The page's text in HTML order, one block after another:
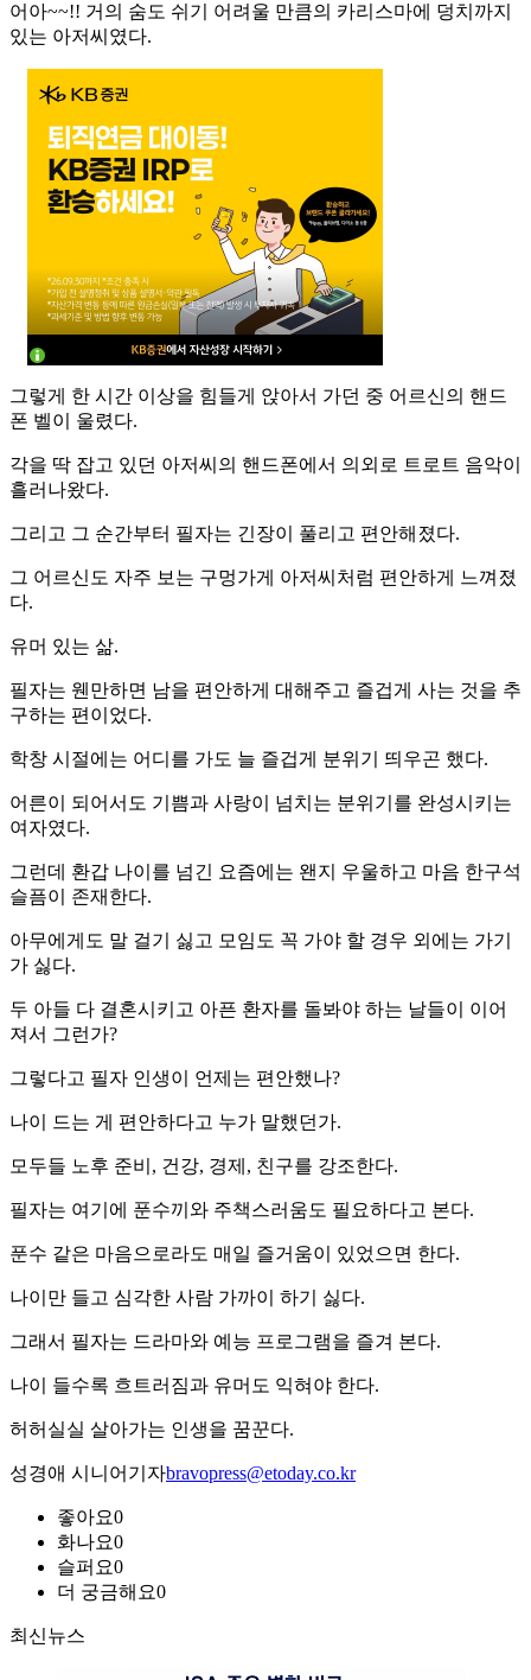
어아~~!! 거의 숨도 쉬기 어려울 만큼의 카리스마에 덩치까지
있는 아저씨였다.
그렇게 한 시간 이상을 힘들게 앉아서 가던 중 어르신의 핸드
폰 벨이 울렸다.
각을 딱 잡고 있던 아저씨의 핸드폰에서 의외로 트로트 음악이
흘러나왔다.
그리고 그 순간부터 필자는 긴장이 풀리고 편안해졌다.
그 어르신도 자주 보는 구멍가게 아저씨처럼 편안하게 느껴졌
다.
유머 있는 삶.
필자는 웬만하면 남을 편안하게 대해주고 즐겁게 사는 것을 추
구하는 편이었다.
학창 시절에는 어디를 가도 늘 즐겁게 분위기 띄우곤 했다.
어른이 되어서도 기쁨과 사랑이 넘치는 분위기를 완성시키는
여자였다.
그런데 환갑 나이를 넘긴 요즘에는 왠지 우울하고 마음 한구석
슬픔이 존재한다.
아무에게도 말 걸기 싫고 모임도 꼭 가야 할 경우 외에는 가기
가 싫다.
두 아들 다 결혼시키고 아픈 환자를 돌봐야 하는 날들이 이어
져서 그런가?
그렇다고 필자 인생이 언제는 편안했나?
나이 드는 게 편안하다고 누가 말했던가.
모두들 노후 준비, 건강, 경제, 친구를 강조한다.
필자는 여기에 푼수끼와 주책스러움도 필요하다고 본다.
푼수 같은 마음으로라도 매일 즐거움이 있었으면 한다.
나이만 들고 심각한 사람 가까이 하기 싫다.
그래서 필자는 드라마와 예능 프로그램을 즐겨 본다.
나이 들수록 흐트러짐과 유머도 익혀야 한다.
허허실실 살아가는 인생을 꿈꾼다.
성경애 시니어기자bravopress@etoday.co.kr
좋아요0
화나요0
슬퍼요0
더 궁금해요0
최신뉴스